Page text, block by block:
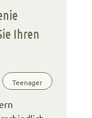
Ihren
Teenager